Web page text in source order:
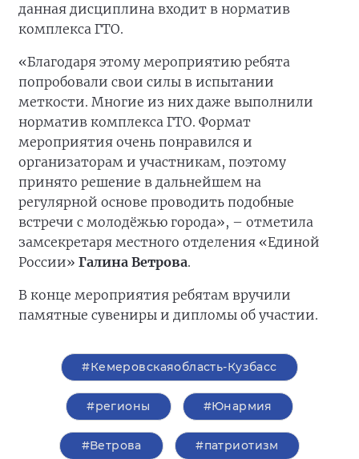
данная дисциплина входит в норматив
комплекса ГТО.
«Благодаря этому мероприятию ребята
попробовали свои силы в испытании
меткости. Многие из них даже выполнили
норматив комплекса ГТО. Формат
мероприятия очень понравился и
организаторам и участникам, поэтому
принято решение в дальнейшем на
регулярной основе проводить подобные
встречи с молодёжью города», – отметила
замсекретаря местного отделения «Единой
России» Галина Ветрова.
В конце мероприятия ребятам вручили
памятные сувениры и дипломы об участии.
#Кемеровскаяобласть-Кузбасс
#регионы #Юнармия
#Ветрова #патриотизм